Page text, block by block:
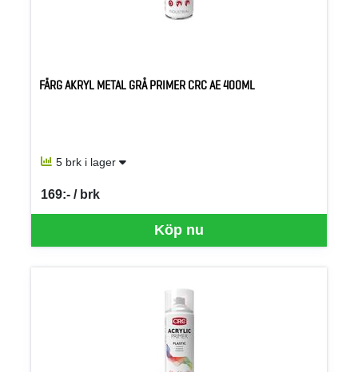
FÄRG AKRYL METAL GRÅ PRIMER CRC AE 400ML
5 brk i lager
Köp nu
169:- / brk
SEK per BRK